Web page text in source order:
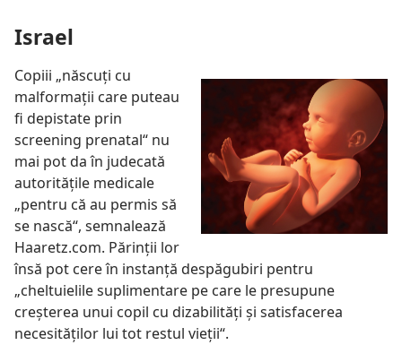
Israel
Copiii „născuţi cu
malformaţii care puteau
fi depistate prin
screening prenatal“ nu
mai pot da în judecată
autorităţile medicale
„pentru că au permis să
se nască“, semnalează
Haaretz.com. Părinţii lor
însă pot cere în instanţă despăgubiri pentru
„cheltuielile suplimentare pe care le presupune
creşterea unui copil cu dizabilităţi şi satisfacerea
necesităţilor lui tot restul vieţii“.